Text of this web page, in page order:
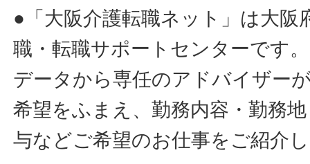
●「大阪介護転職ネット」は大阪
職・転職サポートセンターです
データから専任のアドバイザー
希望をふまえ、勤務内容・勤務
与などご希望のお仕事をご紹介